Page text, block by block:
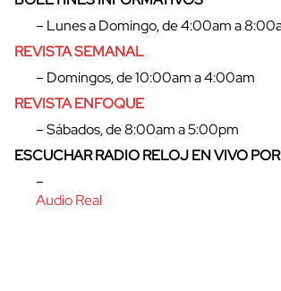
cerrar
– Lunes a Domingo, de 4:00am a
REVISTA SEMANAL
– Domingos, de 10:00am a 4:00am
REVISTA ENFOQUE
– Sábados, de 8:00am a 5:00pm
ESCUCHAR RADIO RELOJ EN VIVO
–
Audio Real